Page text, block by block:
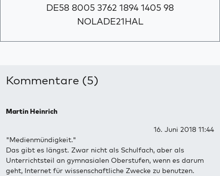
DE58 8005 3762 1894 1405 98
NOLADE21HAL
Kommentare (5)
Martin Heinrich
16. Juni 2018 11:44
"Medienmündigkeit."
Das gibt es längst. Zwar nicht als Schulfach, aber als
Unterrichtsteil an gymnasialen Oberstufen, wenn es darum
geht, Internet für wissenschaftliche Zwecke zu benutzen.